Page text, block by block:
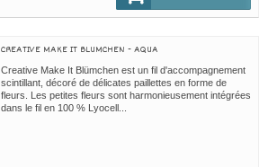
CREATIVE MAKE IT BLUMCHEN - AQUA
Creative Make It Blümchen est un fil d'accompagnement
scintillant, décoré de délicates paillettes en forme de
fleurs. Les petites fleurs sont harmonieusement intégrées
dans le fil en 100 % Lyocell...